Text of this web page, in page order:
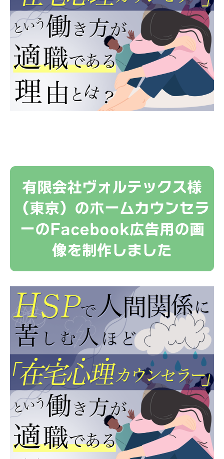
有限会社ヴォルテックス様
（東京）のホームカウンセラ
ーのFacebook広告用の画
像を制作しました